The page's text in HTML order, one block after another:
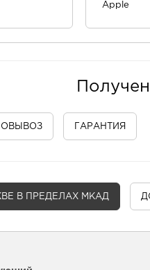
Apple
ГАРАНТИЯ
В ПРЕДЕЛАХ МКАД